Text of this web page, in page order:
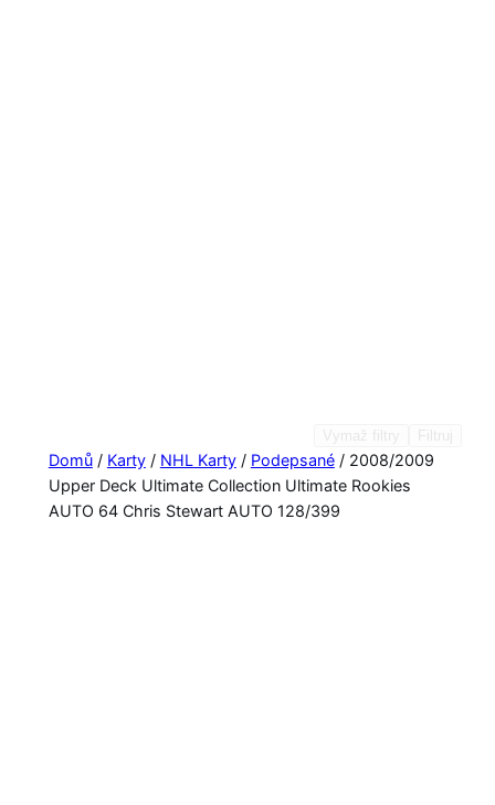
Domů/ Karty/ NHL Karty/ Podepsané/ 2008/2009
Upper Deck Ultimate Collection Ultimate Rookies
AUTO 64 Chris Stewart AUTO 128/399